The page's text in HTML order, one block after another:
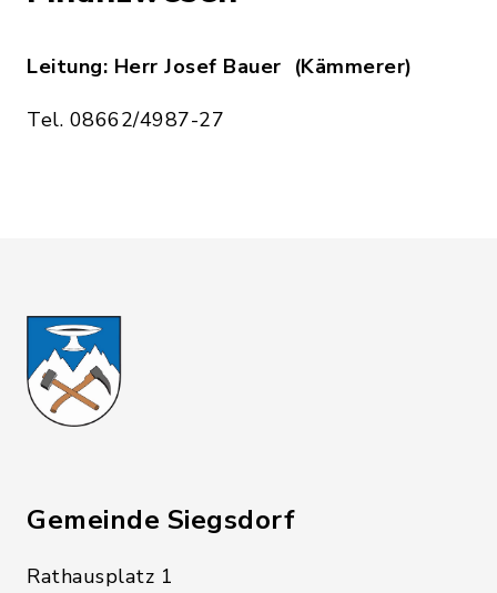
Leitung: Herr Josef Bauer (Kämmerer)
Tel. 08662/4987-27
Gemeinde Siegsdorf
Rathausplatz 1